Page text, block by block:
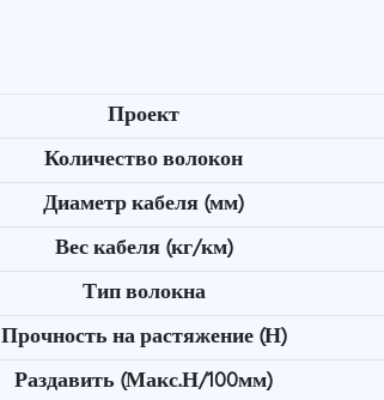
Проект
Количество волокон
Диаметр кабеля (мм)
Вес кабеля (кг/км)
Тип волокна
Прочность на растяжение (Н)
Раздавить (Макс.Н/100мм)